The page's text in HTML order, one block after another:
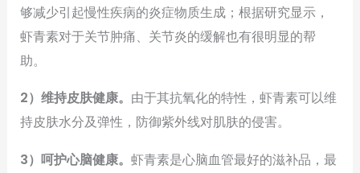
够减少引起慢性疾病的炎症物质生成；根据研究显示，
虾青素对于关节肿痛、关节炎的缓解也有很明显的帮
助。
2）维持皮肤健康。 由于其抗氧化的特性，虾青素可以维
持皮肤水分及弹性，防御紫外线对肌肤的侵害。
3）呵护心脑健康。虾青素是心脑血管最好的滋补品，最